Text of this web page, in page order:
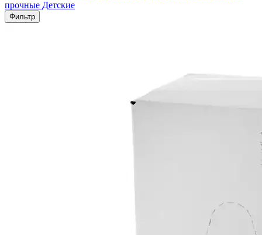
прочные Детские
Фильтр